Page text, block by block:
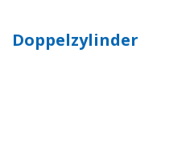
Doppelzylinder